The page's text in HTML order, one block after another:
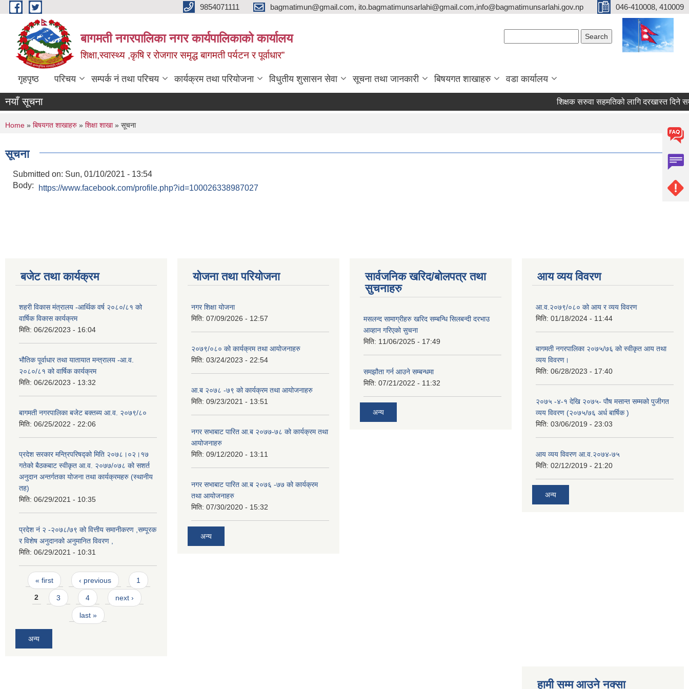
Skip to main content 9854071111 bagmatimun@gmail.com, ito.bagmatimunsarlahi@gmail.com,info@bagmatimunsarlahi.gov.np 046-410008, 410009
बागमती नगरपालिका नगर कार्यपालिकाको कार्यालय
शिक्षा,स्वास्थ्य ,कृषि र रोजगार समृद्ध बागमती पर्यटन र पूर्वाधार”
गृहपृष्ठ परिचय सम्पर्क नं तथा परिचय कार्यक्रम तथा परियोजना विधुतीय शुसासन सेवा सूचना तथा जानकारी बिषयगत शाखाहरु वडा कार्यालय
नयाँ सूचना शिक्षक सरुवा सहमतिको लागि दरखास्त
You are here
Home » बिषयगत शाखाहरु » शिक्षा शाखा» सूचना
सूचना
Submitted on: Sun, 01/10/2021 - 13:54
Body:
https://www.facebook.com/profile.php?id=100026338987027
बजेट तथा कार्यक्रम
शहरी विकास मंत्रालय -आर्थिक वर्ष २०८०/८१ को
वार्षिक विकास कार्यक्रम
मिति: 06/26/2023 - 16:04
भौतिक पूर्वाधार तथा यातायात मन्त्रालय -आ.व.
२०८०/८१ को वार्षिक कार्यक्रम
मिति: 06/26/2023 - 13:32
बागमती नगरपालिका बजेट बक्तब्य आ.व. २०७९/८०
मिति: 06/25/2022 - 22:06
प्रदेश सरकार मन्त्रिपरिषद्को मिति २०७८।०२।१७
गतेको बैठकबाट स्वीकृत आ.व. २०७७/०७८ को सशर्त
अनुदान अन्तर्गतका योजना तथा कार्यक्रमहरु (स्थानीय
तह)
मिति: 06/29/2021 - 10:35
प्रदेश नं २ -२०७८/७९ को वित्तीय समानीकरण ,सम्पूरक
र विशेष अनुदानको अनुमानित विवरण ,
मिति: 06/29/2021 - 10:31
Pages
« first ‹ previous 1
2 3 4 next ›
last »
अन्य
योजना तथा परियोजना
नगर शिक्षा योजना
मिति: 07/09/2026 - 12:57
२०७९/०८० को कार्यक्रम तथा आयोजनाहरु
मिति: 03/24/2023 - 22:54
आ.ब २०७८ -७९ को कार्यक्रम तथा आयोजनाहरु
मिति: 09/23/2021 - 13:51
नगर सभाबाट पारित आ.ब २०७७-७८ को कार्यक्रम तथा
आयोजनाहरु
मिति: 09/12/2020 - 13:11
नगर सभाबाट पारित आ.ब २०७६ -७७ को कार्यक्रम
तथा आयोजनाहरु
मिति: 07/30/2020 - 15:32
अन्य
सार्वजनिक खरिद/बोलपत्र तथा
सुचनाहरु
मसलन्द सामाग्रीहरु खरिद सम्बन्धि सिलबन्दी दरभाउ
आव्हान गरिएको सुचना
मिति: 11/06/2025 - 17:49
समझौता गर्न आउने सम्बन्धमा
मिति: 07/21/2022 - 11:32
अन्य
आय व्यय विवरण
आ.व.२०७९/०८० को आय र व्यय विवरण
मिति: 01/18/2024 - 11:44
बागमती नगरपालिका २०७५/७६ को स्वीकृत आय तथा
व्यय विवरण।
मिति: 06/28/2023 - 17:40
२०७५ -४-१ देखि २०७५- पौष मसान्त सम्मको पुजीगत
व्यय विवरण (२०७५/७६ अर्ध बार्षिक )
मिति: 03/06/2019 - 23:03
आय व्यय विवरण आ.व.२०७४-७५
मिति: 02/12/2019 - 21:20
अन्य
हामी सम्म आउने नक्सा